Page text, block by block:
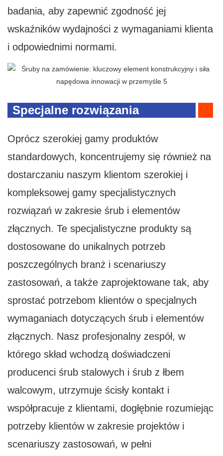
badania, aby zapewnić zgodność jej
wskaźników wydajności z wymaganiami klienta
i odpowiednimi normami.
Specjalne rozwiązania
Oprócz szerokiej gamy produktów
standardowych, koncentrujemy się również na
dostarczaniu naszym klientom szerokiej i
kompleksowej gamy specjalistycznych
rozwiązań w zakresie śrub i elementów
złącznych. Te specjalistyczne produkty są
dostosowane do unikalnych potrzeb
poszczególnych branż i scenariuszy
zastosowań, a także zaprojektowane tak, aby
sprostać potrzebom klientów o specjalnych
wymaganiach dotyczących śrub i elementów
złącznych. Nasz profesjonalny zespół, w
którego skład wchodzą doświadczeni
producenci śrub stalowych i śrub z łbem
walcowym, utrzymuje ścisły kontakt i
współpracuje z klientami, dogłębnie rozumiejąc
potrzeby klientów w zakresie projektów i
scenariuszy zastosowań, w pełni